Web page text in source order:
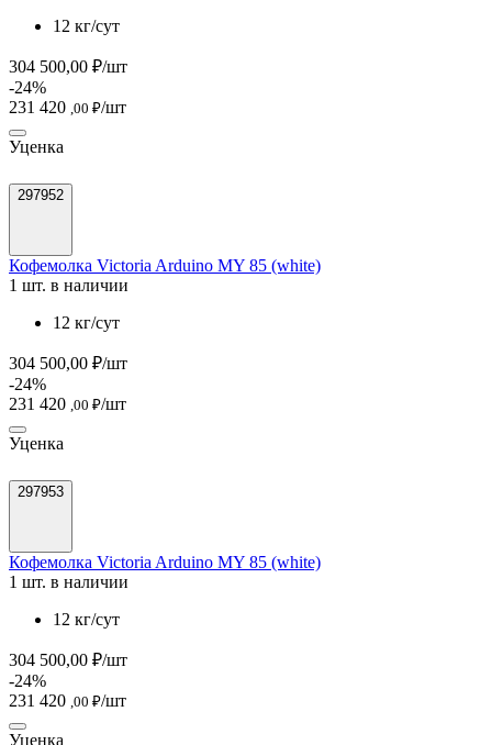
12 кг/сут
304 500,00 ₽/шт
-24%
231 420 ,00 ₽/шт
Уценка
297952
Кофемолка Victoria Arduino MY 85 (white)
1 шт. в наличии
12 кг/сут
304 500,00 ₽/шт
-24%
231 420 ,00 ₽/шт
Уценка
297953
Кофемолка Victoria Arduino MY 85 (white)
1 шт. в наличии
12 кг/сут
304 500,00 ₽/шт
-24%
231 420 ,00 ₽/шт
Уценка